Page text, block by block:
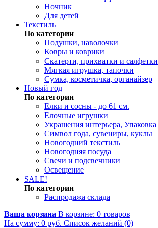
Ночник
Для детей
Текстиль
По категории
Подушки, наволочки
Ковры и коврики
Скатерти, прихватки и салфетки
Мягкая игрушка, тапочки
Сумка, косметичка, органайзер
Новый год
По категории
Елки и сосны - до 61 см.
Елочные игрушки
Украшения интерьера, Упаковка
Символ года, сувениры, куклы
Новогодний текстиль
Новогодняя посуда
Свечи и подсвечники
Освещение
SALE!
По категории
Распродажа склада
Ваша корзина В корзине: 0 товаров
На сумму: 0 руб. Список желаний (0)